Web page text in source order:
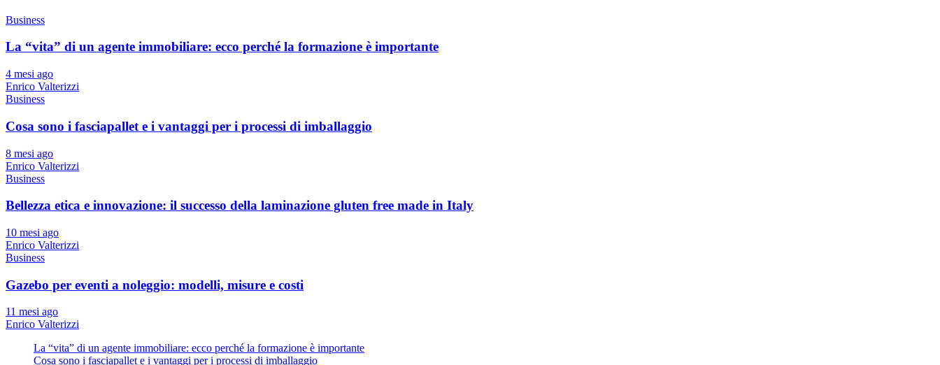
Business
La “vita” di un agente immobiliare: ecco perché la formazione è importante
4 mesi ago
Enrico Valterizzi
Business
Cosa sono i fasciapallet e i vantaggi per i processi di imballaggio
8 mesi ago
Enrico Valterizzi
Business
Bellezza etica e innovazione: il successo della laminazione gluten free made in Italy
10 mesi ago
Enrico Valterizzi
Business
Gazebo per eventi a noleggio: modelli, misure e costi
11 mesi ago
Enrico Valterizzi
La “vita” di un agente immobiliare: ecco perché la formazione è importante
Cosa sono i fasciapallet e i vantaggi per i processi di imballaggio